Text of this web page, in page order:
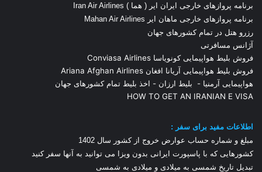
برنامه پروازهای خارجی ایران ایر ( هما ) Iran Air Airlines
برنامه پروازهای خارجی ماهان ایر Mahan Air Airlines
رزرو هتل در تمام کشورهای جهان
آژانس مسافرتی
فروش بلیط هواپیمایی کونویاسا Conviasa Airlines
فروش بلیط هواپیمایی آریانا افغان Ariana Afghan Airlines
هواپیمایی آرمنیا - بلیط ارزان - اخذ بلیط تمام کشورهای جهان
HOW TO GET AN IRANIAN E VISA
اطلاعات مفید برای سفر :
مبلغ و شماره حساب عوارض خروج از کشور سال 1 402
کشورهایی که با پاسپورت ایرانی بدون ویزا می توانید به آنها سفر کنید
تبدیل تاریخ شمسی به میلادی و میلادی به شمسی